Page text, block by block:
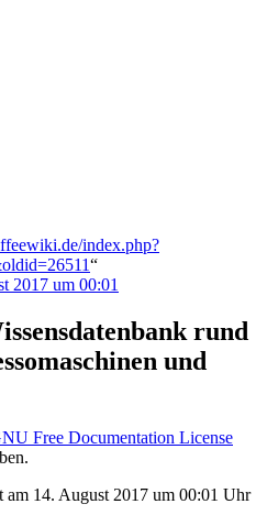
index.php?
“
2017 um 00:01
rund
und
Free Documentation License
am 14. August 2017 um 00:01 Uhr